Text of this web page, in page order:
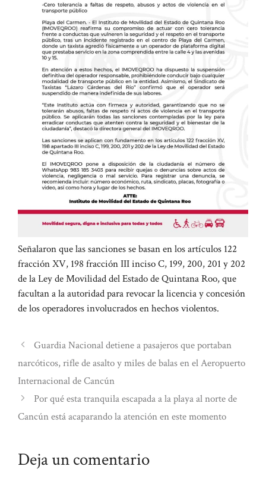
Señalaron que las sanciones se basan en los artículos 122
fracción XV, 198 fracción III inciso C, 199, 200, 201 y 202
de la Ley de Movilidad del Estado de Quintana Roo, que
facultan a la autoridad para revocar la licencia y concesión
de los operadores involucrados en hechos violentos.
Guardia Nacional detiene a pasajeros que portaban
narcóticos, rifle de asalto y miles de balas en el Aeropuerto
Internacional de Cancún
Por qué esta tranquila escapada a la playa al norte de
Cancún está acaparando la atención en este momento
Deja un comentario